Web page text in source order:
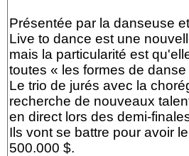
Présentée par la danseuse
Live to dance est une
mais la particularité est
toutes « les formes de
Le trio de jurés avec la
recherche de nouveaux
en direct lors des demi-
Ils vont se battre pour avoir
500.000 $.